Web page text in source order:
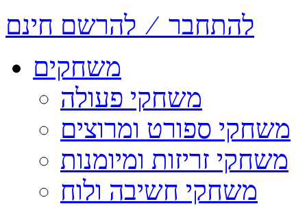
להתחבר ⁄ להרשם חינם
משחקים
משחקי פעולה
משחקי ספורט ומרוצים
משחקי זריזות ומיומנות
משחקי חשיבה ולוח